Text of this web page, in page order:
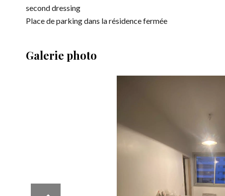
second dressing
Place de parking dans la résidence fermée
Galerie photo